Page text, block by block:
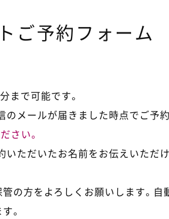
ご予約フォーム
まで可能です。
メールが届きました時点でご予
さい。
いただいたお名前をお伝えいただ
の方をよろしくお願いします。
。